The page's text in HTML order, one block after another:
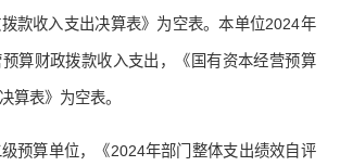
款收入支出决算表》为空表。本单位2024年
算财政拨款收入支出，《国有资本经营预算
算表》为空表。
预算单位，《2024年部门整体支出绩效自评